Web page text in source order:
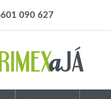
601 090 627